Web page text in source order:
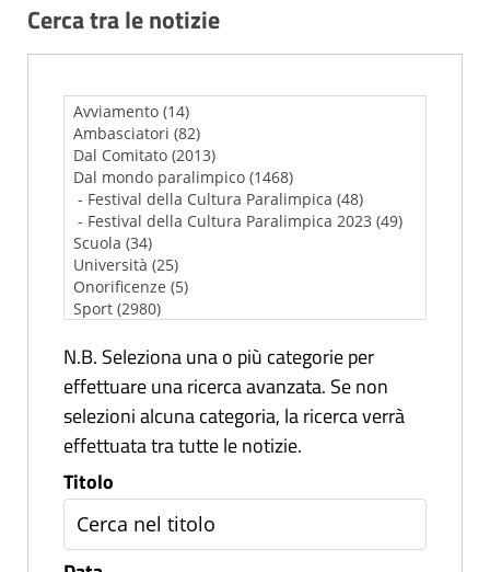
Cerca tra le notizie
N.B. Seleziona una o più categorie per
effettuare una ricerca avanzata. Se non
selezioni alcuna categoria, la ricerca verrà
effettuata tra tutte le notizie.
Titolo